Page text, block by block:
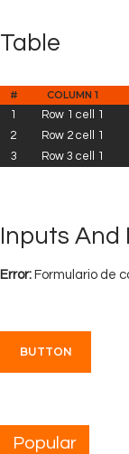
Table
# COLUMN 1
1
Row 1 cell 1
2
Row 2 cell 1
3
Row 3 cell 1
Inputs
Error: Formulario de
BUTTON
Popular